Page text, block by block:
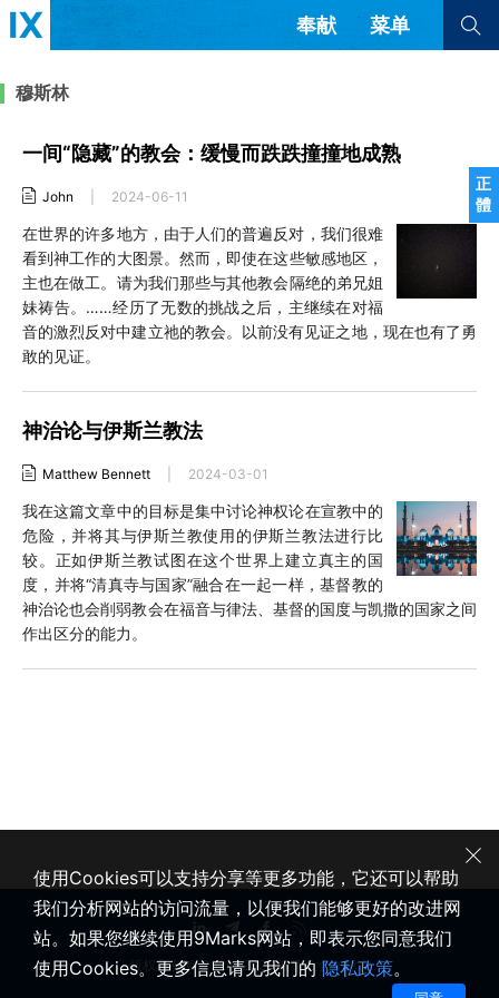
正
體
奉献 菜单
文章 书评 访谈 问答
来信
教会带领 解经式讲道与神学
福音传讲与宣教
查看全部
查看全部
隐私条款 其他的模式
简体中文 正體中文
英语
西班牙语
乌兹别克语
达里语
波斯语
法语
罗马尼亚语
越南语
意大利语
韩语
土耳其语
柬埔寨语
穆斯林
一间“隐藏”的教会：缓慢而跌跌撞撞地成熟
John 2024-06-11
在世界的许多地方，由于人们的普遍反对，我们很难
看到神工作的大图景。然而，即使在这些敏感地区，
主也在做工。请为我们那些与其他教会隔绝的弟兄姐
妹祷告。……经历了无数的挑战之后，主继续在对福
音的激烈反对中建立祂的教会。以前没有见证之地，现在也有了勇
敢的见证。
神治论与伊斯兰教法
Matthew Bennett 2024-03-01
我在这篇文章中的目标是集中讨论神权论在宣教中的
危险，并将其与伊斯兰教使用的伊斯兰教法进行比
较。正如伊斯兰教试图在这个世界上建立真主的国
度，并将“清真寺与国家”融合在一起一样，基督教的
神治论也会削弱教会在福音与律法、基督的国度与凯撒的国家之间
作出区分的能力。
版权所有 © 2020-2026 健康教会九标志
使用Cookies可以支持分享等更多功能，它还可以帮助
我们分析网站的访问流量，以便我们能够更好的改进网
站。如果您继续使用9Marks网站，即表示您同意我们
使用Cookies。更多信息请见我们的 隐私政策。